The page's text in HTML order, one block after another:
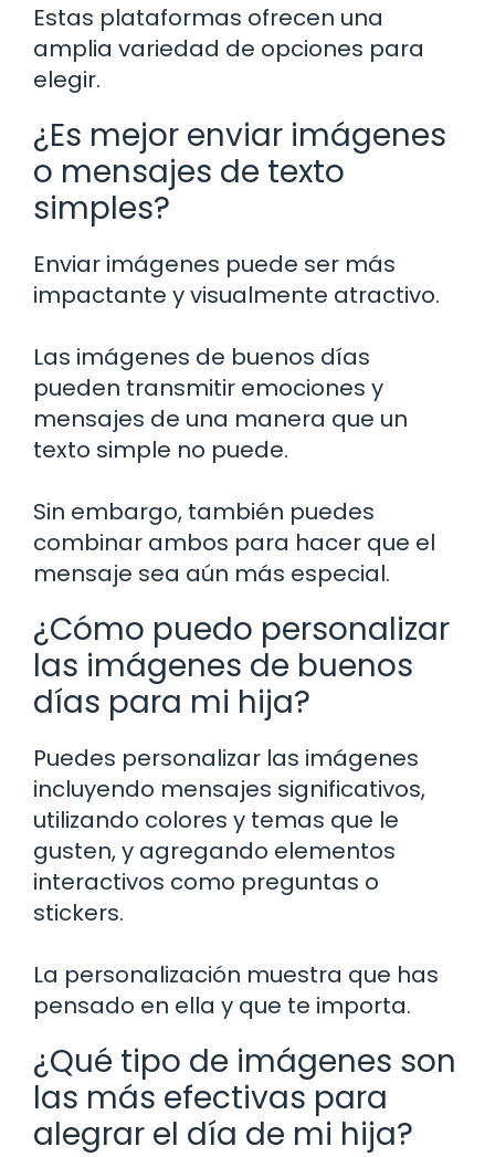
Estas plataformas ofrecen una
amplia variedad de opciones para
elegir.
¿Es mejor enviar imágenes
o mensajes de texto
simples?
Enviar imágenes puede ser más
impactante y visualmente atractivo.
Las imágenes de buenos días
pueden transmitir emociones y
mensajes de una manera que un
texto simple no puede.
Sin embargo, también puedes
combinar ambos para hacer que el
mensaje sea aún más especial.
¿Cómo puedo personalizar
las imágenes de buenos
días para mi hija?
Puedes personalizar las imágenes
incluyendo mensajes significativos,
utilizando colores y temas que le
gusten, y agregando elementos
interactivos como preguntas o
stickers.
La personalización muestra que has
pensado en ella y que te importa.
¿Qué tipo de imágenes son
las más efectivas para
alegrar el día de mi hija?